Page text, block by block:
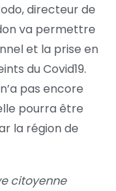
directeur de
va permettre
et la prise en
du Covid19.
pas encore
pourra être
la région de
citoyenne